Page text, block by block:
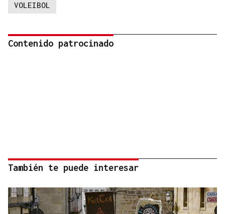
VOLEIBOL
Contenido patrocinado
También te puede interesar